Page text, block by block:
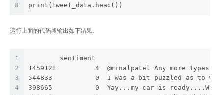
8
print(tweet_data.head())
运行上面的代码将输出如下结果:
1
2
3
4
sentiment
1459123          4  @minalpatel Any more types
544833           0  I was a bit puzzled as to
398665           0  Yay...my car is ready....Was